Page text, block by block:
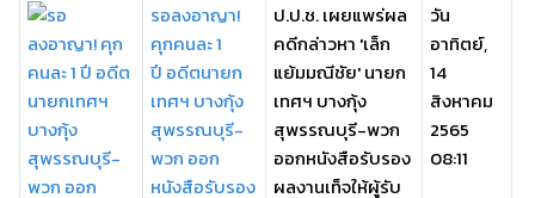
รอลงอาญา!
คุกคนละ 1
ปี อดีตนายก
เทศฯ บางกุ้ง
สุพรรณบุรี-
พวก ออก
หนังสือรับรอง
ป.ป.ช. เผยแพร่ผล
คดีกล่าวหา 'เล็ก
แย้มมณีชัย' นายก
เทศฯ บางกุ้ง
สุพรรณบุรี-พวก
ออกหนังสือรับรอง
ผลงานเท็จให้ผู้รับ
วัน
อาทิตย์,
14
สิงหาคม
2565
08:11